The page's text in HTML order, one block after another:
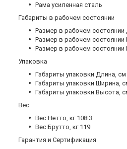
Рама усиленная сталь
Габариты в рабочем состоянии
Размер в рабочем состоянии
Размер в рабочем состоянии
Размер в рабочем состоянии
Упаковка
Габариты упаковки Длина, см
Габариты упаковки Ширина,
Габариты упаковки Высота,
Вес
Вес Нетто, кг 108.3
Вес Брутто, кг 119
Гарантия и Сертификация